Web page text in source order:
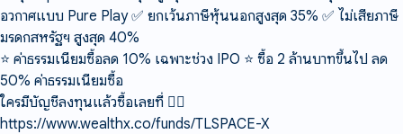
อวกาศแบบ Pure Play ✅ ยกเว้นภาษีหุ้นนอกสูงสุด 35% ✅ ไม่เสียภาษี
มรดกสหรัฐฯ สูงสุด 40%
⭐️ ค่าธรรมเนียมซื้อลด 10% เฉพาะช่วง IPO ⭐️ ซื้อ 2 ล้านบาทขึ้นไป ลด
50% ค่าธรรมเนียมซื้อ
ใครมีบัญชีลงทุนแล้วซื้อเลยที่ 👇🏻
https://www.wealthx.co/funds/TLSPACE-X